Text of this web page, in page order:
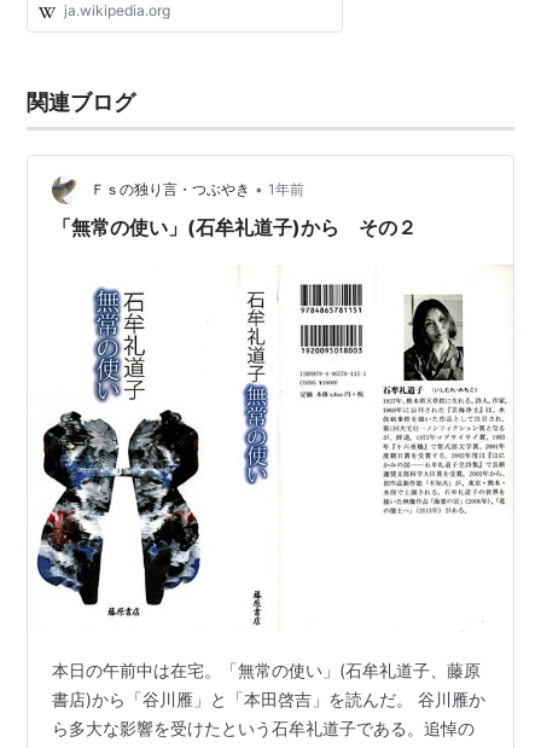
谷川雁 1954.11 『詩集 大地の商人』 母音社
22) 国文社
谷川雁 1958.12 『原点が存在する』 弘文堂
1963.07 『原点が存在する』 現代思潮社
1969.03 『原点が存在する』 現代思潮社
1976.06 『原点が存在する』 潮出版社
谷川雁 1959.01 『工作者宣言』 中央公論社
1963.08 『工作者宣言』 現代思潮社
1969.09 『工作者宣言』 現代思潮社
1977.03 『工作者宣言』 潮出版社
谷川雁 1960.03 『谷川雁詩集』 国文社
1963.10 『谷川雁詩集』 国文社（改装版）
1978.02 『定本・谷川雁詩集』 潮出版社
谷川雁 1961.04 『戦闘への招待』 現代思潮社
1969.06 『戦闘への招待』 現代思潮社
1977.06 『戦闘への招待』 潮出版社
谷川雁 1963.06 『影の越境をめぐって』 現代思
1977.09 『影の越境をめぐって』 潮出版社
谷川雁 1968.01 『谷川雁詩集』(現代詩文庫2)
ja.wikipedia.org
関連ブログ
Ｆｓの独り言・つぶやき • 1年前
「無常の使い」(石牟礼道子)から その２
本日の午前中は在宅。「無常の使い」(石牟礼道子、藤原
書店)から「谷川雁」と「本田啓吉」を読んだ。 谷川雁か
ら多大な影響を受けたという石牟礼道子である。追悼の